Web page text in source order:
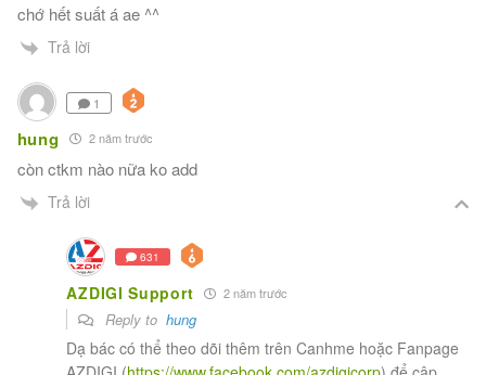
chớ hết suất á ae ^^
Trả lời
1
hung 2 năm trước
còn ctkm nào nữa ko add
Trả lời
631
AZDIGI Support 2 năm trước
Reply tohung
Dạ bác có thể theo dõi thêm trên Canhme hoặc Fanpage